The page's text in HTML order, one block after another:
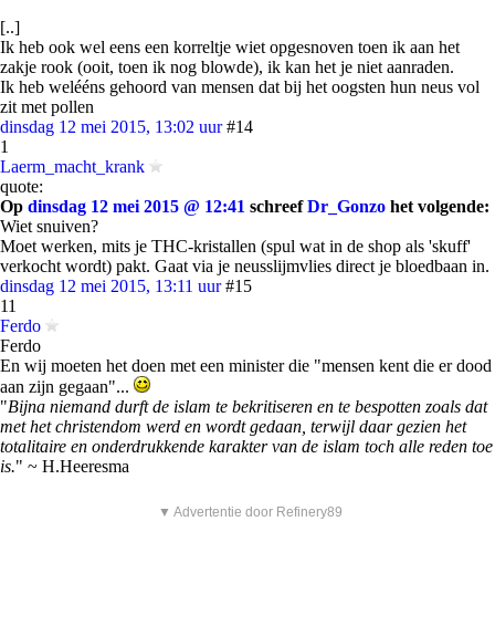
[..]
Ik heb ook wel eens een korreltje wiet opgesnoven toen ik aan het
zakje rook (ooit, toen ik nog blowde), ik kan het je niet aanraden.
Ik heb welééns gehoord van mensen dat bij het oogsten hun neus vol
zit met pollen
dinsdag 12 mei 2015, 13:02 uur #14
1
Laerm_macht_krank
quote:
Op dinsdag 12 mei 2015 @ 12:41 schreefDr_Gonzo het volgende:
Wiet snuiven?
Moet werken, mits je THC-kristallen (spul wat in de shop als 'skuff'
verkocht wordt) pakt. Gaat via je neusslijmvlies direct je bloedbaan in.
dinsdag 12 mei 2015, 13:11 uur #15
11
Ferdo
Ferdo
En wij moeten het doen met een minister die "mensen kent die er dood
aan zijn gegaan"...
"Bijna niemand durft de islam te bekritiseren en te bespotten zoals dat
met het christendom werd en wordt gedaan, terwijl daar gezien het
totalitaire en onderdrukkende karakter van de islam toch alle reden toe
is." ~ H.Heeresma
▼ Advertentie door Refinery89